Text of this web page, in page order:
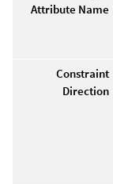
Attribute Name
Constraint
Direction